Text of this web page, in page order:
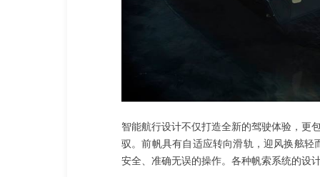
智能航行设计不仅打造全新的驾驶体验，更
驭。前帆具有自适应转向滑轨，迎风换舷
安全、准确无误的操作。各种帆索系统的设